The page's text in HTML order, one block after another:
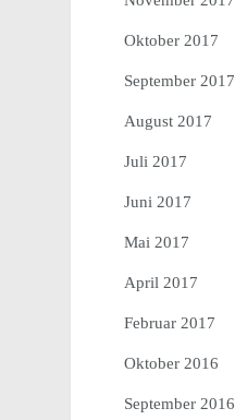
Oktober 2017
September 2017
August 2017
Juli 2017
Juni 2017
Mai 2017
April 2017
Februar 2017
Oktober 2016
September 2016